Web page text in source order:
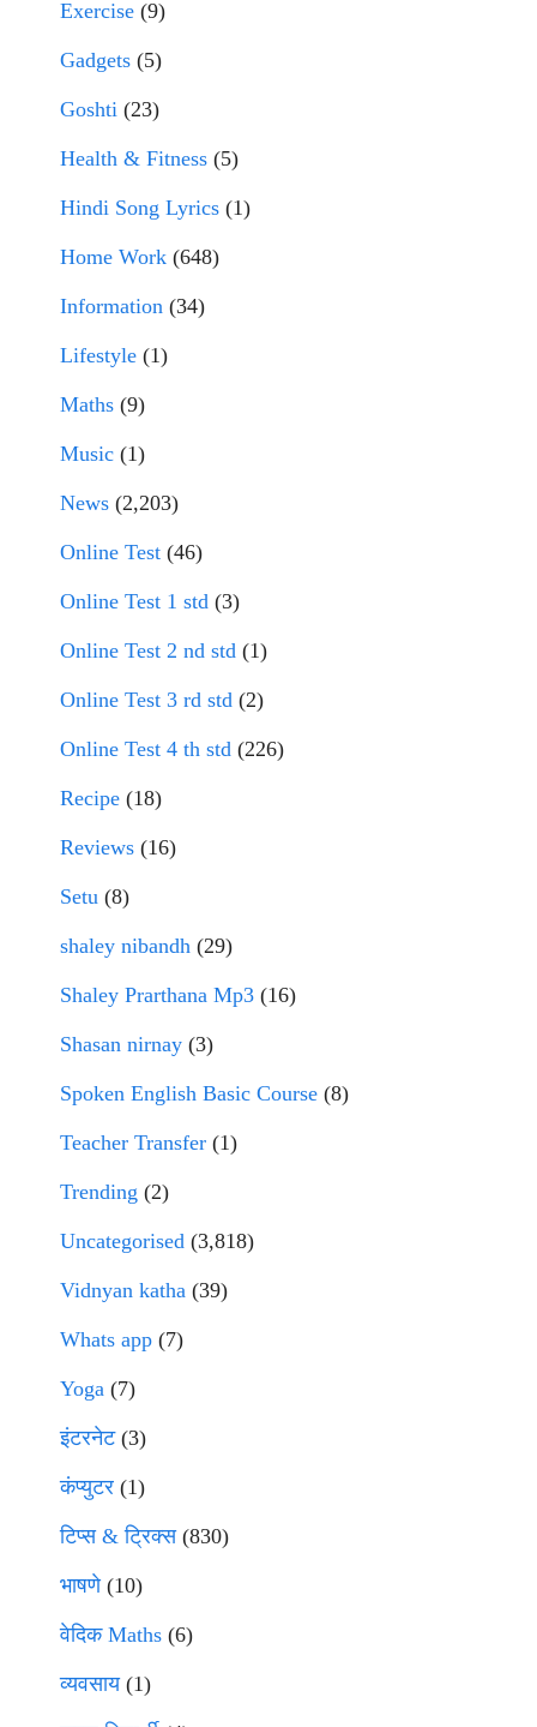
Exercise (9)
Gadgets (5)
Goshti (23)
Health & Fitness (5)
Hindi Song Lyrics (1)
Home Work (648)
Information (34)
Lifestyle (1)
Maths (9)
Music (1)
News (2,203)
Online Test (46)
Online Test 1 std (3)
Online Test 2 nd std (1)
Online Test 3 rd std (2)
Online Test 4 th std (226)
Recipe (18)
Reviews (16)
Setu (8)
shaley nibandh (29)
Shaley Prarthana Mp3 (16)
Shasan nirnay (3)
Spoken English Basic Course (8)
Teacher Transfer (1)
Trending (2)
Uncategorised (3,818)
Vidnyan katha (39)
Whats app (7)
Yoga (7)
इंटरनेट(3)
कंप्युटर (1)
टिप्स & ट्रिक्स(830)
भाषणे(10)
वेदिक Maths (6)
व्यवसाय(1)